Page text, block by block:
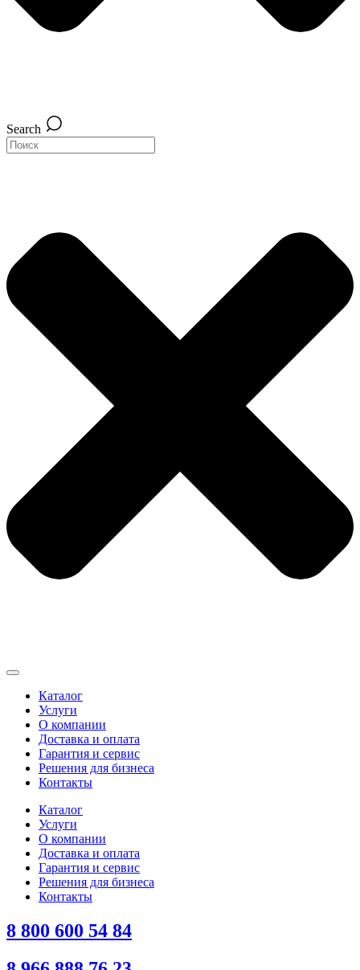
Search
Каталог
Услуги
О компании
Доставка и оплата
Гарантия и сервис
Решения для бизнеса
Контакты
Каталог
Услуги
О компании
Доставка и оплата
Гарантия и сервис
Решения для бизнеса
Контакты
8 800 600 54 84